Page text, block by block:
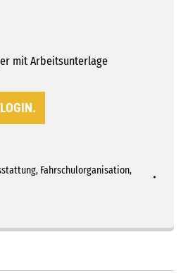
mit Arbeitsunterlage
, Fahrschulorganisation,